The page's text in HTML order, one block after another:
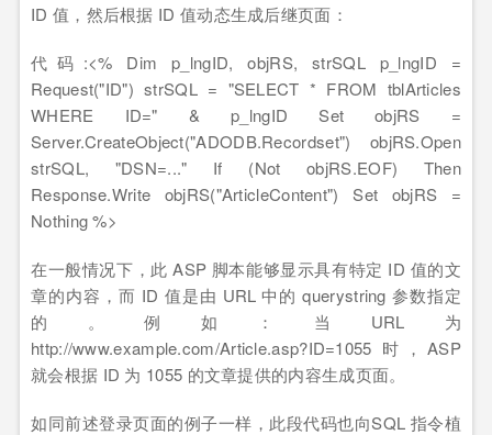
ID 值，然后根据 ID 值动态生成后继页面：
代码:<% Dim p_lngID, objRS, strSQL p_lngID =
Request("ID") strSQL = "SELECT * FROM tblArticles
WHERE ID=" & p_lngID Set objRS =
Server.CreateObject("ADODB.Recordset") objRS.Open
strSQL, "DSN=..." If (Not objRS.EOF) Then
Response.Write objRS("ArticleContent") Set objRS =
Nothing %>
在一般情况下，此 ASP 脚本能够显示具有特定 ID 值的文
章的内容，而 ID 值是由 URL 中的 querystring 参数指定
的。例如：当URL为
http://www.example.com/Article.asp?ID=1055 时，ASP
就会根据 ID 为 1055 的文章提供的内容生成页面。
如同前述登录页面的例子一样，此段代码也向SQL 指令植